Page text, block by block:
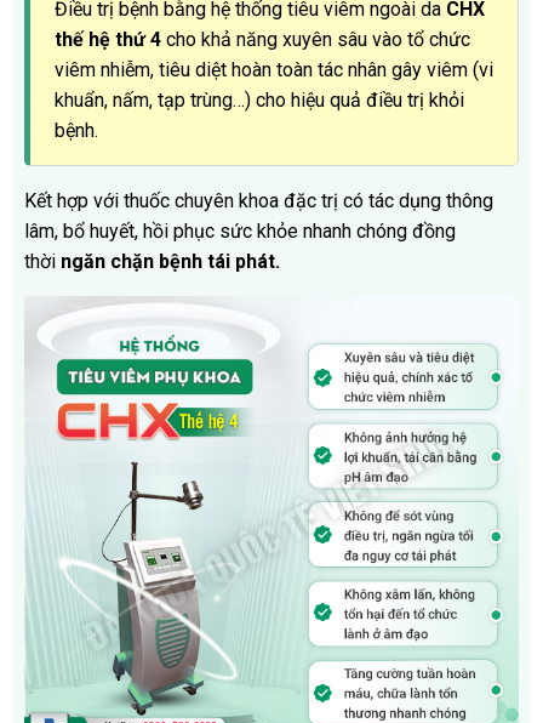
Điều trị bệnh bằng hệ thống tiêu viêm ngoài da CHX
thế hệ thứ 4 cho khả năng xuyên sâu vào tổ chức
viêm nhiễm, tiêu diệt hoàn toàn tác nhân gây viêm (vi
khuẩn, nấm, tạp trùng…) cho hiệu quả điều trị khỏi
bệnh.
Kết hợp với thuốc chuyên khoa đặc trị có tác dụng thông
lâm, bổ huyết, hồi phục sức khỏe nhanh chóng đồng
thời ngăn chặn bệnh tái phát.